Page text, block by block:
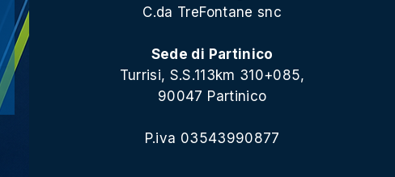
C.da TreFontane snc
Sede di Partinico
Turrisi, S.S.113km 310+085,
90047 Partinico
P.iva 03543990877